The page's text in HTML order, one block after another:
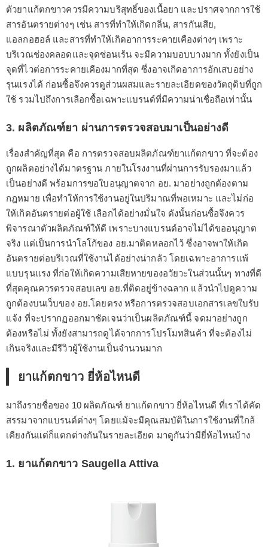
ตัวยาแก้ตกขาวควรมีความบริสุทธิ์ของเนื้อยา และปราศจากการใช้
สารอันตรายต่างๆ เช่น สารที่ทำให้เกิดกลิ่น, สารกันเสีย,
แอลกอฮอล์ และสารที่ทำให้เกิดอาการระคายเคืองต่างๆ เพราะ
บริเวณช่องคลอดและจุดซ่อนเร้น จะมีความบอบบางมาก ทั้งยังเป็น
จุดที่ไวต่อการระคายเคืองมากที่สุด ซึ่งอาจเกิดอาการอักเสบอย่าง
รุนแรงได้ ก่อนซื้อจึงควรดูส่วนผสมและรายละเอียดของวัตถุดิบที่ถูก
ใช้ รวมไปถึงการเลือกซื้อเฉพาะแบรนด์ที่มีความน่าเชื่อถือเท่านั้น
3. ผลิตภัณฑ์ยา ผ่านการตรวจสอบมาเป็นอย่างดี
เรื่องสำคัญที่สุด คือ การตรวจสอบผลิตภัณฑ์ยาแก้ตกขาว ที่จะต้อง
ถูกผลิตอย่างได้มาตรฐาน ภายในโรงงานที่ผ่านการรับรองมาแล้ว
เป็นอย่างดี พร้อมการขอใบอนุญาตจาก อย. มาอย่างถูกต้องตาม
กฎหมาย เพื่อทำให้การใช้งานอยู่ในปริมาณที่พอเหมาะ และไม่ก่อ
ให้เกิดอันตรายต่อผู้ใช้ เลือกได้อย่างมั่นใจ ดังนั้นก่อนซื้อจึงควร
พิจารณาตัวผลิตภัณฑ์ให้ดี เพราะบางแบรนด์อาจไม่ได้ขออนุญาต
จริง แต่เป็นการนำโลโก้ของ อย.มาติดหลอกไว้ ซึ่งอาจพาให้เกิด
อันตรายต่อบริเวณที่ใช้งานได้อย่างน่ากลัว โดยเฉพาะอาการแพ้
แบบรุนแรง ที่ก่อให้เกิดความเสียหายของอวัยวะในส่วนนั้นๆ ทางที่ดี
ที่สุดคุณควรตรวจสอบเลข อย.ที่ติดอยู่ข้างฉลาก แล้วนำไปดูความ
ถูกต้องบนเว็บของ อย.โดยตรง หรือการตรวจสอบเอกสารเลขใบรับ
แจ้ง ที่จะปรากฏออกมาชัดเจนว่าเป็นผลิตภัณฑ์นี้ จดมาอย่างถูก
ต้องหรือไม่ ทั้งยังสามารถดูได้จากการโปรโมทสินค้า ที่จะต้องไม่
เกินจริงและมีรีวิวผู้ใช้งานเป็นจำนวนมาก
ยาแก้ตกขาว ยี่ห้อไหนดี
มาถึงรายชื่อของ 10 ผลิตภัณฑ์ ยาแก้ตกขาว ยี่ห้อไหนดี ที่เราได้คัด
สรรมาจากแบรนด์ต่างๆ โดยแม้จะมีคุณสมบัติในการใช้งานที่ใกล้
เคียงกันแต่ก็แตกต่างกันในรายละเอียด มาดูกันว่ามียี่ห้อไหนบ้าง
1. ยาแก้ตกขาว Saugella Attiva